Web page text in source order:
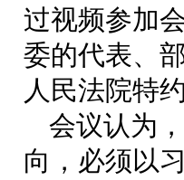
过视频参加
委的代表、
人民法院特
会议认为
向，必须以